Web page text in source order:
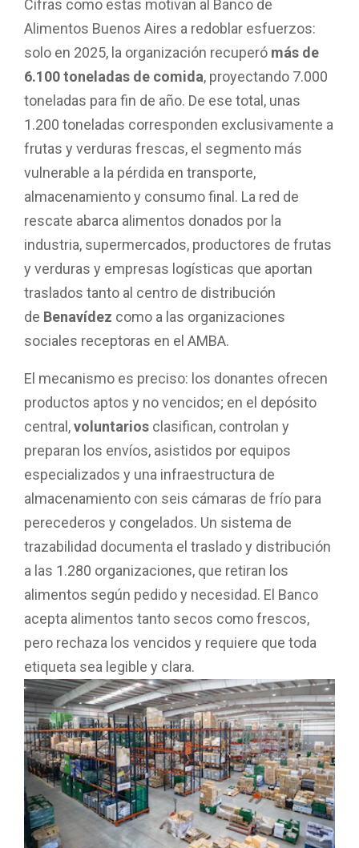
Cifras como estas motivan al Banco de
Alimentos Buenos Aires a redoblar esfuerzos:
solo en 2025, la organización recuperó más de
6.100 toneladas de comida, proyectando 7.000
toneladas para fin de año. De ese total, unas
1.200 toneladas corresponden exclusivamente a
frutas y verduras frescas, el segmento más
vulnerable a la pérdida en transporte,
almacenamiento y consumo final. La red de
rescate abarca alimentos donados por la
industria, supermercados, productores de frutas
y verduras y empresas logísticas que aportan
traslados tanto al centro de distribución
de Benavídez como a las organizaciones
sociales receptoras en el AMBA.
El mecanismo es preciso: los donantes ofrecen
productos aptos y no vencidos; en el depósito
central,voluntarios clasifican, controlan y
preparan los envíos, asistidos por equipos
especializados y una infraestructura de
almacenamiento con seis cámaras de frío para
perecederos y congelados. Un sistema de
trazabilidad documenta el traslado y distribución
a las 1.280 organizaciones, que retiran los
alimentos según pedido y necesidad. El Banco
acepta alimentos tanto secos como frescos,
pero rechaza los vencidos y requiere que toda
etiqueta sea legible y clara.